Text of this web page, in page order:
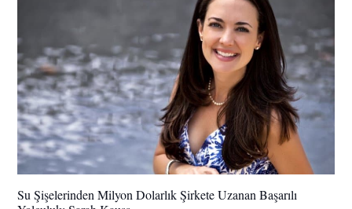
Su Şişelerinden Milyon Dolarlık Şirkete Uzanan Başarılı